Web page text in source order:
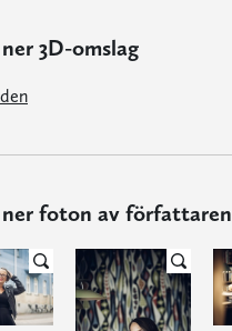
3D-omslag
ner foton av författaren